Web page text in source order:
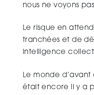
nous ne voyons
Le risque en
tranchées et de
intelligence
Le monde d’avant
était encore il y a